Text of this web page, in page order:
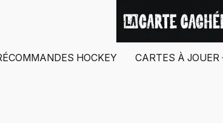
HOCKEY CARTES À JOUER